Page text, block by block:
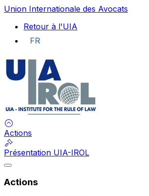
Union Internationale des Avocats
Retour à l'UIA
FR
UIA
Actions
Présentation UIA-IROL
Actions